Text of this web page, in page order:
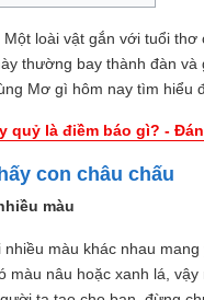
Một loài vật gắn với tuổi
thường bay thành đàn
Mơ gì hôm nay tìm hiểu
quỷ là điềm báo gì? -
con châu chấu
màu
màu khác nhau
màu nâu hoặc xanh lá,